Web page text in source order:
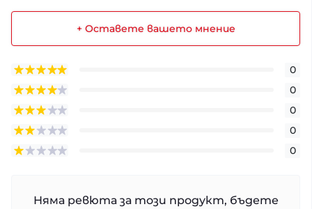
+ Оставете вашето мнение
0
0
0
0
0
Няма ревюта за този продукт, бъдете